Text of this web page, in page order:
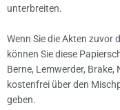
unterbreiten.
Wenn Sie die Akten zuvor
können Sie diese
Berne, Lemwerder,
kostenfrei über den
geben.